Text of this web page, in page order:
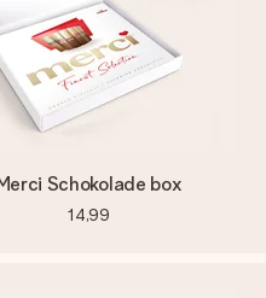
Schokolade box
14,99